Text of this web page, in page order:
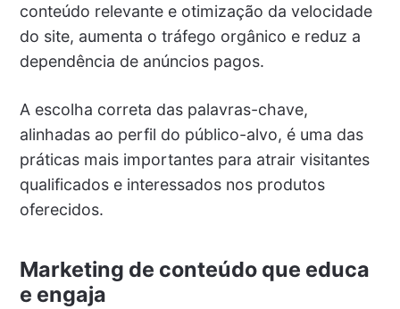
conteúdo relevante e otimização da velocidade
do site, aumenta o tráfego orgânico e reduz a
dependência de anúncios pagos.
A escolha correta das palavras-chave,
alinhadas ao perfil do público-alvo, é uma das
práticas mais importantes para atrair visitantes
qualificados e interessados nos produtos
oferecidos.
Marketing de conteúdo que educa
e engaja